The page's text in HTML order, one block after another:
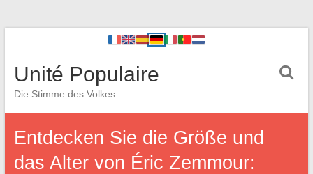
Unité Populaire
Die Stimme des Volkes
Entdecken Sie die Größe und
das Alter von Éric Zemmour: